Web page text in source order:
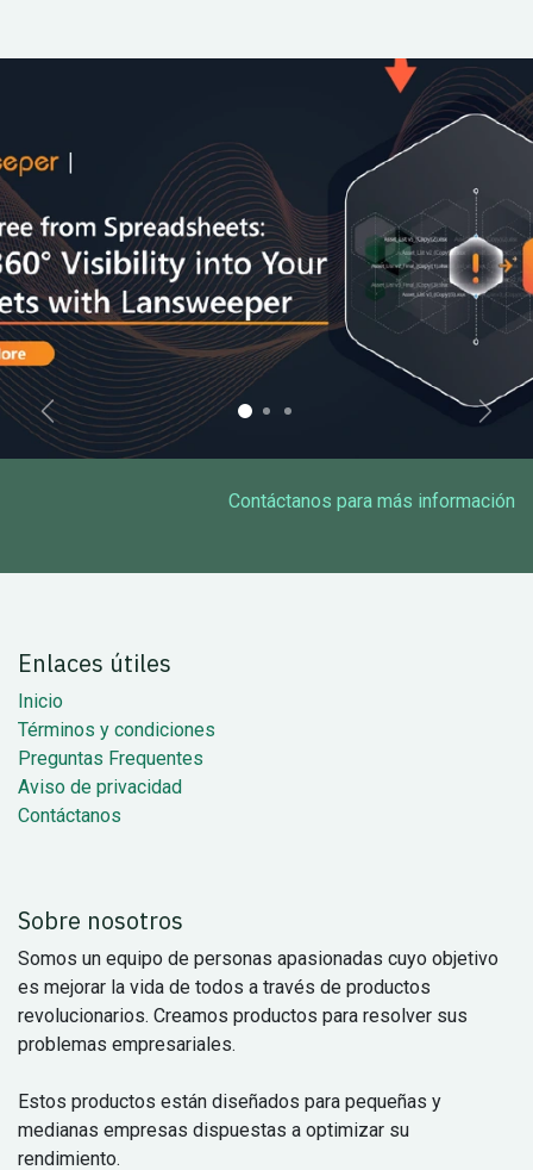
Anterior
Contáctanos para más información
Enlaces útiles
Inicio
Términos y condiciones
Preguntas Frequentes
Aviso de privacidad
Contáctanos
Sobre nosotros
Somos un equipo de personas apasionadas cuyo objetivo
es mejorar la vida de todos a través de productos
revolucionarios. Creamos productos para resolver sus
problemas empresariales.
Estos productos están diseñados para pequeñas y
medianas empresas dispuestas a optimizar su
rendimiento.